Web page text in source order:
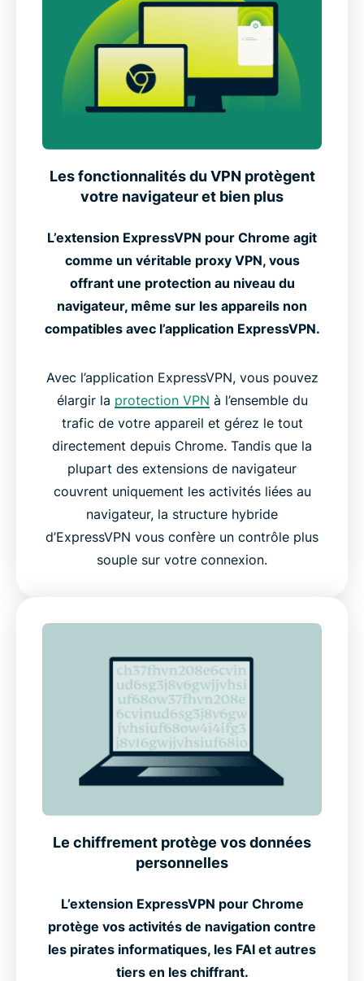
Fonctionnalités avancées de l’extension VPN pour
Chrome
Google Chrome ?
Téléchargez ExpressVPN sur l’ensemble de vos
Confidentialité et sécurité vérifiées et auditées de
manière indépendante
Localisations serveur populaires d’ExpressVPN
Extensions VPN gratuites et payantes pour
Ce que nos utilisateurs pensent d’ExpressVPN
FAQ : extension ExpressVPN pour Chrome
Les fonctionnalités du VPN protègent
votre navigateur et bien plus
L’extension ExpressVPN pour Chrome agit
comme un véritable proxy VPN, vous
offrant une protection au niveau du
navigateur, même sur les appareils non
compatibles avec l’application ExpressVPN.
Avec l’application ExpressVPN, vous pouvez
élargir la protection VPN à l’ensemble du
trafic de votre appareil et gérez le tout
directement depuis Chrome. Tandis que la
plupart des extensions de navigateur
couvrent uniquement les activités liées au
navigateur, la structure hybride
d’ExpressVPN vous confère un contrôle plus
souple sur votre connexion.
Le chiffrement protège vos données
personnelles
L’extension ExpressVPN pour Chrome
protège vos activités de navigation contre
les pirates informatiques, les FAI et autres
tiers en les chiffrant.